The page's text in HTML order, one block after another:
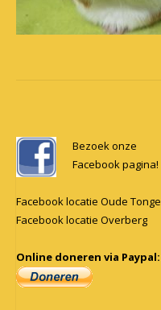
navigation
Bezoek onze
Facebook pagina!
Facebook locatie Oude Tonge
Facebook locatie Overberg
Online doneren via Paypal: